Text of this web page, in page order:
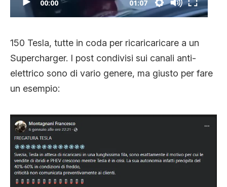
00:00 01:07
150 Tesla, tutte in coda per ricaricaricare a un
Supercharger. I post condivisi sui canali anti-
elettrico sono di vario genere, ma giusto per fare
un esempio: